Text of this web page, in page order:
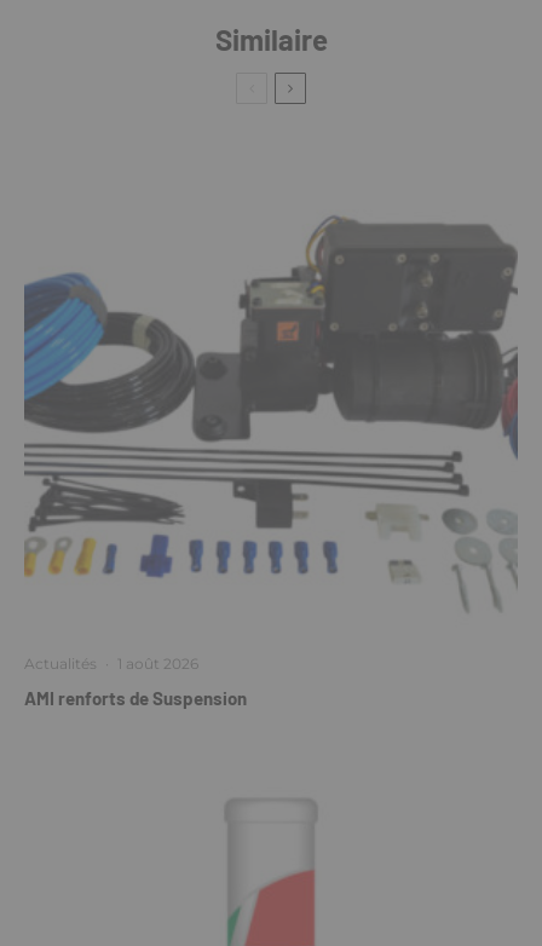
Similaire
Actualités · 1 août 2026
AMI renforts de Suspension